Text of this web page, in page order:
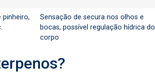
pinheiro,
Sensação de secura nos olhos e
bocas, possível regulação hídrica do
corpo